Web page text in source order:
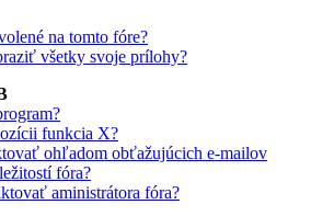
na tomto fóre?
všetky svoje prílohy?
funkcia X?
ohľadom obťažujúcich e-mailov
fóra?
aministrátora fóra?